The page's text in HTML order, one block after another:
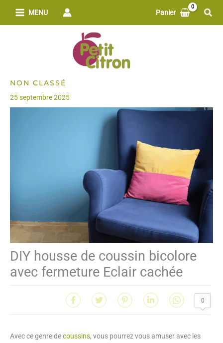
MENU Panier
NON CLASSÉ
25 septembre 2025
DIY housse de coussin bicolore
avec fermeture Eclair cachée
0
Avec ce genre decoussins, vous pourrez vous amuser avec les